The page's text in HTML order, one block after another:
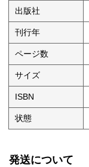
出版社
刊行年
ページ数
サイズ
ISBN
状態
発送について